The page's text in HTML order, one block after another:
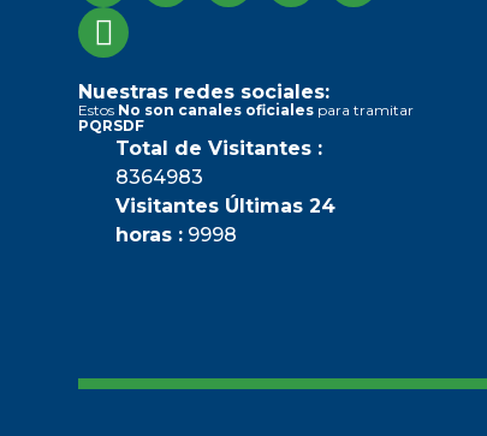
Nuestras redes sociales:
Estos No son canales oficiales para tramitar
PQRSDF
Total de Visitantes :
8364983
Visitantes Últimas 24
horas : 9998